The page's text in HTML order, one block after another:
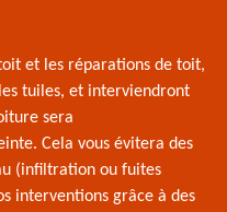
et les réparations de toit,
tuiles, et interviendront
sera
Cela vous évitera des
(infiltration ou fuites
interventions grâce à des